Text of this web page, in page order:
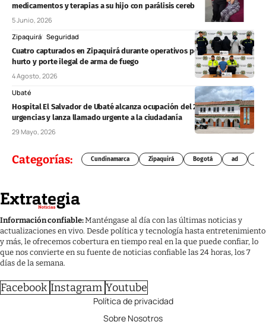
medicamentos y terapias a su hijo con parálisis cerebral
5 Junio, 2026
Zipaquirá Seguridad
Cuatro capturados en Zipaquirá durante operativos por presunto
hurto y porte ilegal de arma de fuego
4 Agosto, 2026
Ubaté
Hospital El Salvador de Ubaté alcanza ocupación del 200 % en
urgencias y lanza llamado urgente a la ciudadanía
29 Mayo, 2026
Categorías: Cundinamarca Zipaquirá Bogotá ad
Información confiable:Manténgase al día con las últimas noticias y
actualizaciones en vivo. Desde política y tecnología hasta entretenimiento
y más, le ofrecemos cobertura en tiempo real en la que puede confiar, lo
que nos convierte en su fuente de noticias confiable las 24 horas, los 7
días de la semana.
Facebook Instagram Youtube
Política de privacidad
Sobre Nosotros